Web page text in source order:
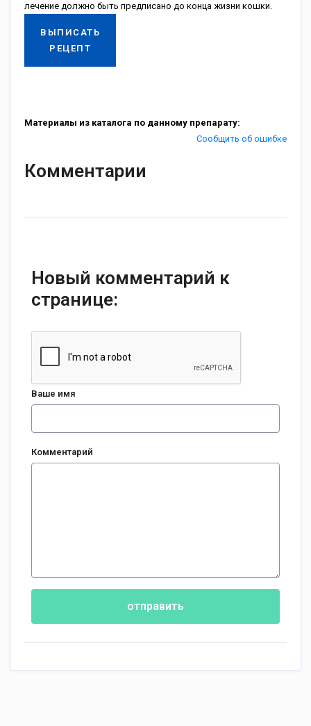
лечение должно быть предписано до конца жизни кошки.
ВЫПИСАТЬ
РЕЦЕПТ
Материалы из каталога по данному препарату:
Сообщить об ошибке
Комментарии
Новый комментарий к
странице:
Ваше имя
Комментарий
отправить